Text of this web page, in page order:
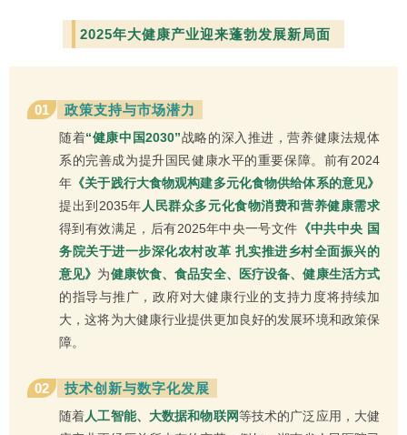
2025年大健康产业迎来蓬勃发展新局面
01 政策支持与市场潜力
随着“健康中国2030”战略的深入推进，营养健康法规体
系的完善成为提升国民健康水平的重要保障。前有2024
年 《关于践行大食物观构建多元化食物供给体系的意见》
提出到2035年 人民群众多元化食物消费和营养健康需求
得到有效满足，后有2025年中央一号文件 《中共中央 国
务院关于进一步深化农村改革 扎实推进乡村全面振兴的
意见》 为健康饮食、食品安全、医疗设备、健康生活方式
的指导与推广，政府对大健康行业的支持力度将持续加
大，这将为大健康行业提供更加良好的发展环境和政策保
障。
02 技术创新与数字化发展
随着人工智能、大数据和物联网等技术的广泛应用，大健